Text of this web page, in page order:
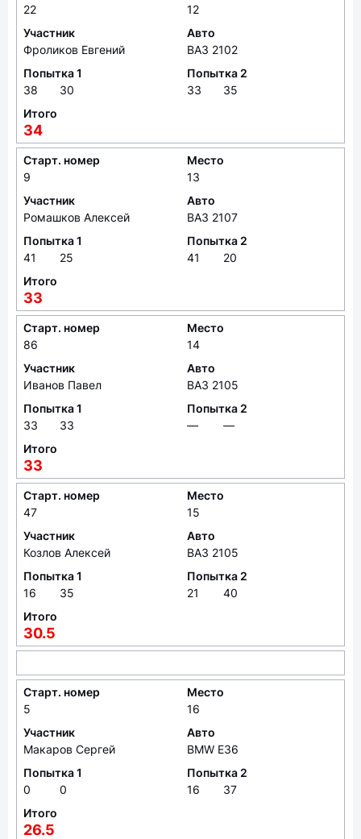
22
12
Участник
Фроликов Евгений
Авто
ВАЗ 2102
Попытка 1
38
30
Попытка 2
33
35
Итого
34
Старт. номер
9
Место
13
Участник
Ромашков Алексей
Авто
ВАЗ 2107
Попытка 1
41
25
Попытка 2
41
20
Итого
33
Старт. номер
86
Место
14
Участник
Иванов Павел
Авто
ВАЗ 2105
Попытка 1
33
33
Попытка 2
—
—
Итого
33
Старт. номер
47
Место
15
Участник
Козлов Алексей
Авто
ВАЗ 2105
Попытка 1
16
35
Попытка 2
21
40
Итого
30.5
Старт. номер
5
Место
16
Участник
Макаров Сергей
Авто
BMW E36
Попытка 1
0
0
Попытка 2
16
37
Итого
26.5